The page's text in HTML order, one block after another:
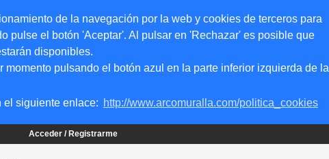
de la navegación por la web y cookies de terceros para
pulse el botón 'Aceptar'. Al pulsar en 'Rechazar' es posible que
disponibles.
pulsando el botón azul en la parte inferior izquierda de la
el siguiente enlace: http://www.arcomuralla.com/politica_cookies
Acceder / Registrarme